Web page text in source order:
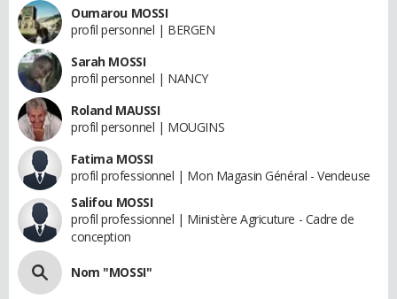
Oumarou MOSSI
profil personnel | BERGEN
Sarah MOSSI
profil personnel | NANCY
Roland MAUSSI
profil personnel | MOUGINS
Fatima MOSSI
profil professionnel | Mon Magasin Général - Vendeuse
Salifou MOSSI
profil professionnel | Ministère Agricuture - Cadre de
conception
Nom "MOSSI"